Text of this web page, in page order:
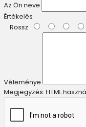
Az Ön neve
Értékelés
Rossz
Véleménye
Megjegyzés: HTML